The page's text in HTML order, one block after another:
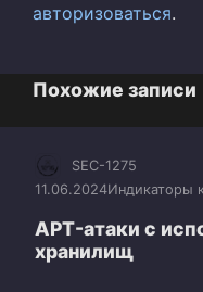
авторизоваться.
Похожие записи
SEC-1275
11.06.2024Индикаторы
APT-атаки с
хранилищ